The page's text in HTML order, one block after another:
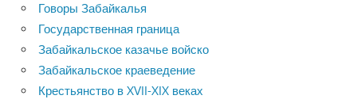
Говоры Забайкалья
Государственная граница
Забайкальское казачье войско
Забайкальское краеведение
Крестьянство в XVII-XIX веках